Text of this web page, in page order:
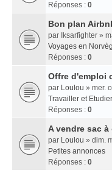
Réponses : 0
Bon plan
par Iksarfighter »
Voyages en
Réponses : 0
Offre d'emploi
par Loulou » mer.
Travailler et
Réponses : 0
A vendre sac
par Loulou » dim.
Petites annonces
Réponses : 0